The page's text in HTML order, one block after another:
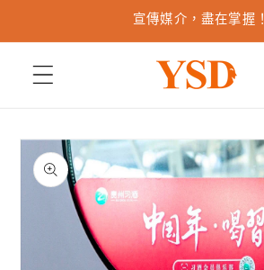
宣傳媒介，盡在掌握！
略過產
品資訊